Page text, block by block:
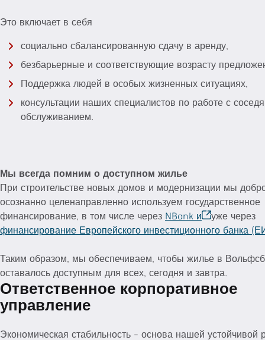
Это включает в себя
социально сбалансированную сдачу в аренду,
безбарьерные и соответствующие возрасту
Поддержка людей в особых жизненных ситуациях,
консультации наших специалистов по работе с
обслуживанием.
Мы всегда помним о доступном жилье
При строительстве новых домов и модернизации мы
осознанно целенаправленно используем государственное
финансирование, в том числе через NBank и
уже через
финансирование Европейского инвестиционного банка
Таким образом, мы обеспечиваем, чтобы жилье в
оставалось доступным для всех, сегодня и завтра.
фондом NEULAND в Вольфсбурге
Ответственное корпоративное
управление
Экономическая стабильность - основа нашей устойчивой